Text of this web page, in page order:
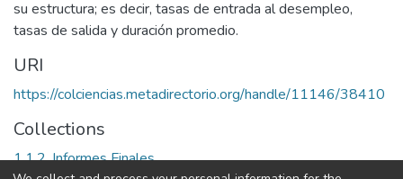
su estructura; es decir, tasas de entrada al desempleo,
tasas de salida y duración promedio.
URI
https://colciencias.metadirectorio.org/handle/11146/38410
Collections
1.1.2. Informes Finales